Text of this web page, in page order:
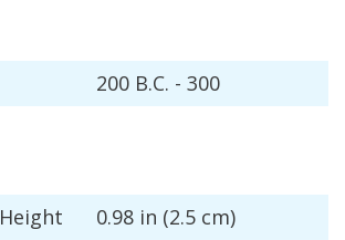
200 B.C. - 300
Height 0.98 in (2.5 cm)